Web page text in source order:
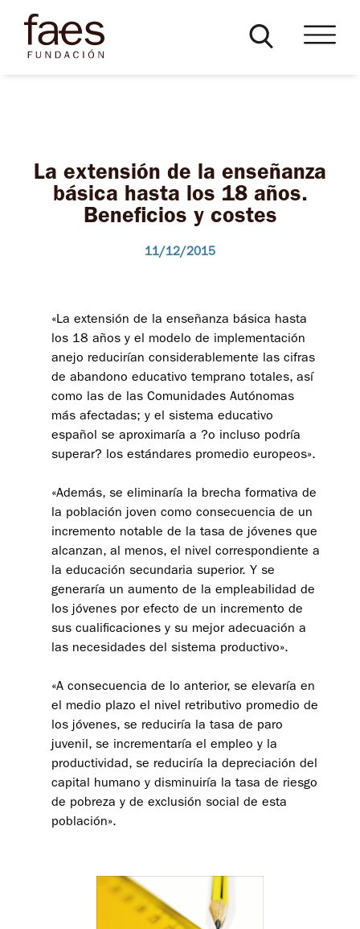
La extensión de la enseñanza
básica hasta los 18 años.
Beneficios y costes
11/12/2015
«La extensión de la enseñanza básica hasta
los 18 años y el modelo de implementación
anejo reducirían considerablemente las cifras
de abandono educativo temprano totales, así
como las de las Comunidades Autónomas
más afectadas; y el sistema educativo
español se aproximaría a ?o incluso podría
superar? los estándares promedio europeos».
«Además, se eliminaría la brecha formativa de
la población joven como consecuencia de un
incremento notable de la tasa de jóvenes que
alcanzan, al menos, el nivel correspondiente a
la educación secundaria superior. Y se
generaría un aumento de la empleabilidad de
los jóvenes por efecto de un incremento de
sus cualificaciones y su mejor adecuación a
las necesidades del sistema productivo».
«A consecuencia de lo anterior, se elevaría en
el medio plazo el nivel retributivo promedio de
los jóvenes, se reduciría la tasa de paro
juvenil, se incrementaría el empleo y la
productividad, se reduciría la depreciación del
capital humano y disminuiría la tasa de riesgo
de pobreza y de exclusión social de esta
población».